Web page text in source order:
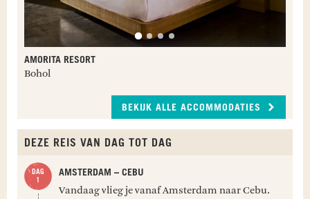
AMORITA RESORT
Bohol
BEKIJK ALLE ACCOMMODATIES
DEZE REIS VAN DAG TOT DAG
AMSTERDAM – CEBU
Vandaag vlieg je vanaf Amsterdam naar Cebu.